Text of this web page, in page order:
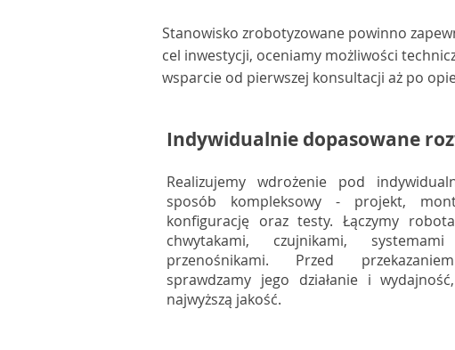
Stanowisko zrobotyzowane powinno
cel inwestycji, oceniamy możliwości
wsparcie od pierwszej konsultacji aż po
Indywidualnie dopasowane
Realizujemy wdrożenie pod
sposób kompleksowy - projekt,
konfigurację oraz testy. Łączymy
chwytakami, czujnikami,
przenośnikami. Przed
sprawdzamy jego działanie i
najwyższą jakość.